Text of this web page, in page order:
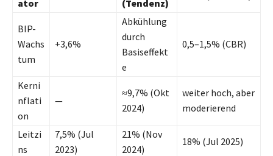
ator
(Tendenz)
BIP-
Wachs
tum
+3,6%
Abkühlung
durch
Basiseffekt
e
0,5–1,5% (CBR)
Kerni
nflati
on
—
≈9,7% (Okt
2024)
weiter hoch, aber
moderierend
Leitzi
ns
7,5% (Jul
2023)
21% (Nov
2024)
18% (Jul 2025)